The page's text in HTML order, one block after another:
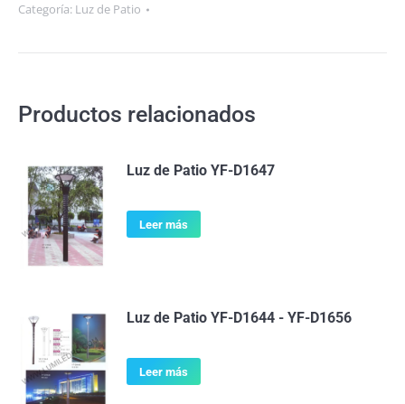
Categoría: Luz de Patio
Productos relacionados
Luz de Patio YF-D1647
Leer más
Luz de Patio YF-D1644 - YF-D1656
Leer más